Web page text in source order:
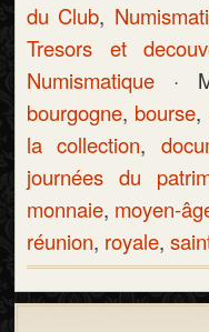
du Club,
Tresors et
Numismatique ·
bourgogne, bourse,
la collection,
journées du
monnaie, moyen-
réunion, royale,